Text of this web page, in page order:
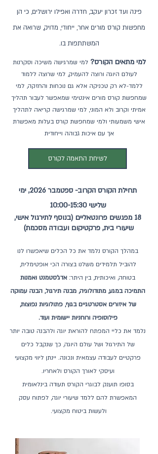
פינה ועד זכרון יעקב, חדרה ואפילו ירושלים, כי הן
מחפשות קורס מורים אחר, ייחודי, מדויק, שרואה את
המשתתפות בו.
למי מתאים הקורס? למי שמרגישה משיכה וסקרנות
לעולם היוגה ורוצה להעמיק, למי שרוצה ללמוד
ללמד-לא רק טכניקה אלא גם נוכחות והחזקה, למי
שמחפשת קורס מורים אינטימי שמאפשר לעבור תהליך
אמיתי וקרוב ולא המוני, למי שמרגישה קריאה לתהליך
אישי משמעותי ולמי שמחפשת קורס בעלות מאפשרת
אך עם איכות גבוהה וייחודית
לשיחת התאמה לקורס
תחילת הקורס הקרוב- ספטמבר 2026, ימי
שלישי 10:00-15:30
18 מפגשים פרונטאליים (בנוסף לתירגול אישי,
שיעורי בית, פרקטיקום ועבודה מסכמת)
במהלך הקורס נלמד את כל הכלים שיאפשרו לנו
להוביל תלמידים משלנו בצורה הכי אופטימלית,
בטוחה, ואיכותית, בין היתר: אדג'סטמנט ואמנות
התמיכה במגע, מתודולוגיה, מבנה תירגול, הבנה עמוקה
של איזורים אסטרטגיים בגוף, פתולוגיות נפוצות,
פילוסופיה ורוחניות יישומית ועוד.
נלמד את כליי המפתח להוראת יוגה ולהבנה טובה יותר
של התירגול ושל עולם היוגה, כך שנקבל כלים
פרקטיים לעבודה עצמאית ונכונה. יינתן ליווי מקצועי
ועיסקי לאורך הקורס ולאחריו.
בסופו תוענק לבוגרי הקורס תעודה בינלאומית
המאפשרת להם ללמד שיעורי יוגה, לפתוח עסק
ולעשות ביטוח מקצועי.